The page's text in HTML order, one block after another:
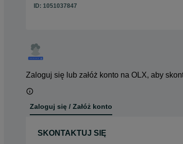
ID: 1051037847
Zaloguj się lub załóż konto na OLX, aby
Zaloguj się / Załóż konto
SKONTAKTUJ SIĘ